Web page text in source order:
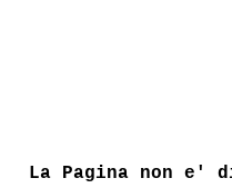
La Pagina non e'